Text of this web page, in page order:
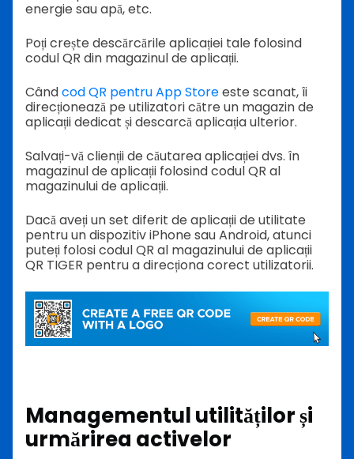
energie sau apă, etc.
Poți crește descărcările aplicației tale folosind
codul QR din magazinul de aplicații.
Cândcod QR pentru App Storeeste scanat, îi
direcționează pe utilizatori către un magazin de
aplicații dedicat și descarcă aplicația ulterior.
Salvați-vă clienții de căutarea aplicației dvs. în
magazinul de aplicații folosind codul QR al
magazinului de aplicații.
Dacă aveți un set diferit de aplicații de utilitate
pentru un dispozitiv iPhone sau Android, atunci
puteți folosi codul QR al magazinului de aplicații
QR TIGER pentru a direcționa corect utilizatorii.
Managementul utilităților și
urmărirea activelor